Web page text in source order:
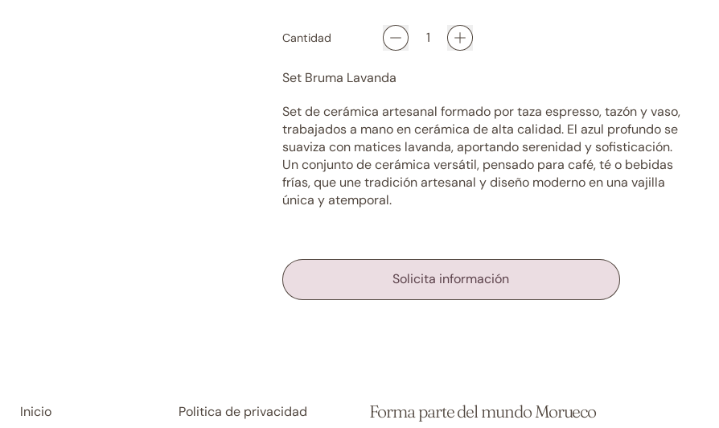
Cantidad
Set Bruma Lavanda
Set de cerámica artesanal formado por taza espresso, tazón y vaso,
trabajados a mano en cerámica de alta calidad. El azul profundo se
suaviza con matices lavanda, aportando serenidad y sofisticación.
Un conjunto de cerámica versátil, pensado para café, té o bebidas
frías, que une tradición artesanal y diseño moderno en una vajilla
única y atemporal.
Solicita información
Inicio
Politica de privacidad
Forma parte del mundo Morueco